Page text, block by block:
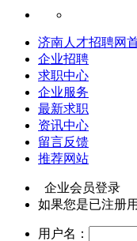
济南人才招聘网
企业招聘
求职中心
企业服务
最新求职
资讯中心
留言反馈
推荐网站
企业会员登录
如果您是已注册
用户名：